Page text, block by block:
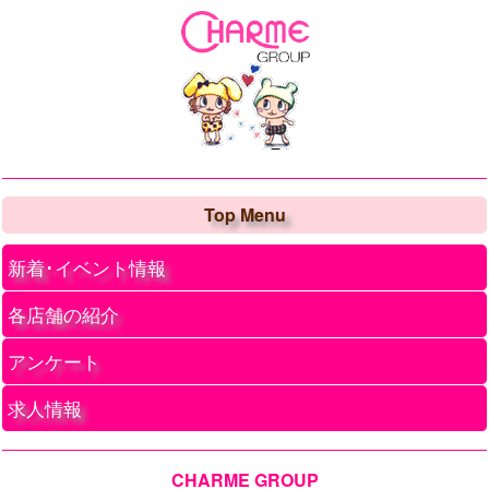
Top Menu
新着･イベント情報
各店舗の紹介
アンケート
求人情報
CHARME GROUP